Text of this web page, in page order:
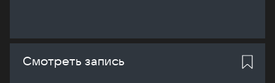
Смотреть запись